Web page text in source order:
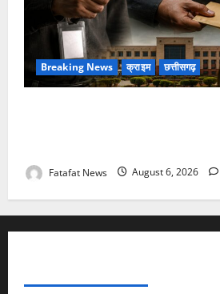
Breaking News क्राइम छत्तीसगढ़
Fatafat News August 6, 2026